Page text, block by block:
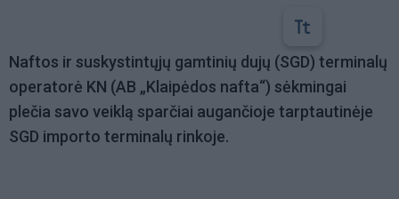
Naftos ir suskystintųjų gamtinių dujų (SGD) terminalų
operatorė KN (AB „Klaipėdos nafta“) sėkmingai
plečia savo veiklą sparčiai augančioje tarptautinėje
SGD importo terminalų rinkoje.